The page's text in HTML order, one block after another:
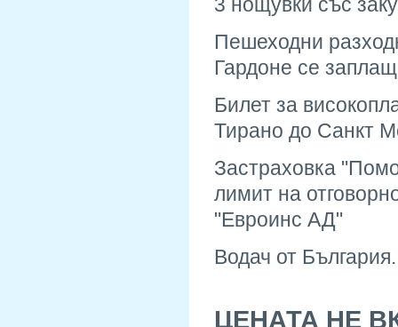
Пешеходни
Гардоне се
Билет за
Тирано до Санкт
Застраховка
лимит на
"Евроинс АД"
Водач от България.
ЦЕНАТА НЕ